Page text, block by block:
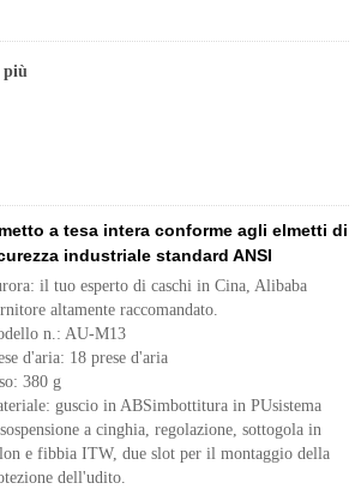
più
a tesa intera conforme agli elmetti di
industriale standard ANSI
il tuo esperto di caschi in Cina, Alibaba
altamente raccomandato.
n.: AU-M13
d'aria: 18 prese d'aria
380 g
guscio in ABSimbottitura in PUsistema
a cinghia, regolazione, sottogola in
e fibbia ITW, due slot per il montaggio della
dell'udito.